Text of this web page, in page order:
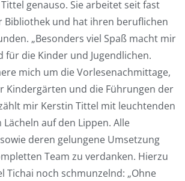
genauso. Sie arbeitet seit fast
Bibliothek und hat ihren beruflichen
„Besonders viel Spaß macht mir
für die Kinder und Jugendlichen.
mich um die Vorlesenachmittage,
Kindergärten und die Führungen der
mir Kerstin Tittel mit leuchtenden
auf den Lippen. Alle
deren gelungene Umsetzung
Team zu verdanken. Hierzu
Tichai noch schmunzelnd: „Ohne